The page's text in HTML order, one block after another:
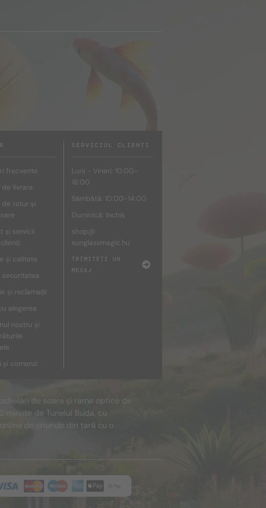
frecvente
de livrare
de retur și
și servicii
și calitate
securitatea
și reclamații
alegerea
nostru și
și comenzi
SERVICIUL CLIENȚI
Luni - Vineri: 10:00-
18:00
Sâmbătă: 10:00-14:00
Duminică: închis
shop@
sunglassmagic.hu
TRIMITEȚI UN
MESAJ
de soare și rame optice de
minute de Tunelul Buda, cu
de oriunde din țară cu o